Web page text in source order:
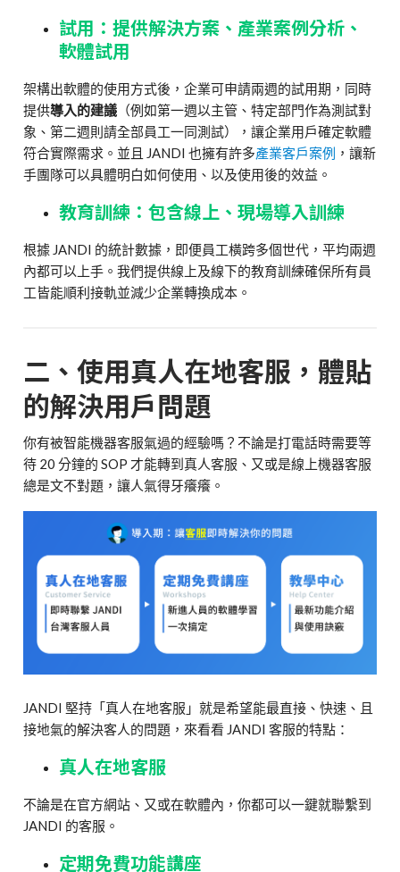
試用：提供解決方案、產業案例分析、
軟體試用
架構出軟體的使用方式後，企業可申請兩週的試用期，同時
提供導入的建議 （例如第一週以主管、特定部門作為測試對
象、第二週則請全部員工一同測試），讓企業用戶確定軟體
符合實際需求。並且 JANDI 也擁有許多產業客戶案例 ，讓新
手團隊可以具體明白如何使用、以及使用後的效益。
教育訓練：包含線上、現場導入訓練
根據 JANDI 的統計數據，即便員工橫跨多個世代，平均兩週
內都可以上手。我們提供線上及線下的教育訓練確保所有員
工皆能順利接軌並減少企業轉換成本。
二、使用真人在地客服，體貼
的解決用戶問題
你有被智能機器客服氣過的經驗嗎？不論是打電話時需要等
待 20 分鐘的 SOP 才能轉到真人客服、又或是線上機器客服
總是文不對題，讓人氣得牙癢癢。
JANDI 堅持「真人在地客服」就是希望能最直接、快速、且
接地氣的解決客人的問題，來看看 JANDI 客服的特點：
真人在地客服
不論是在官方網站、又或在軟體內，你都可以一鍵就聯繫到
JANDI 的客服。
定期免費功能講座